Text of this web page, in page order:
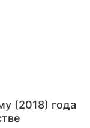
(2018) года